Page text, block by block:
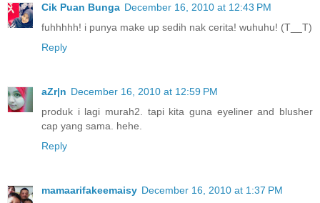
Cik Puan Bunga December 16, 2010 at 12:43 PM
fuhhhhh! i punya make up sedih nak cerita! wuhuhu! (T__T)
Reply
aZr|n December 16, 2010 at 12:59 PM
produk i lagi murah2. tapi kita guna eyeliner and blusher
cap yang sama. hehe.
Reply
mamaarifakeemaisy December 16, 2010 at 1:37 PM